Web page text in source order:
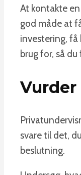
At kontakte
god måde at
investering, få
brug for, så
svare til det,
beslutning.